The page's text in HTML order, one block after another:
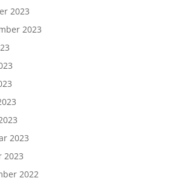
2023
2023
2023
2023
2022